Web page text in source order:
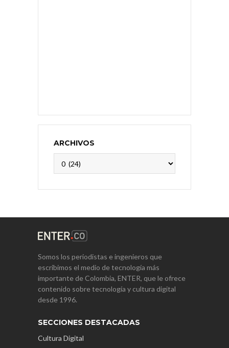
ARCHIVOS
Somos los periodistas e ingenieros que
escribimos el medio de tecnología más
importante de Colombia, ENTER, que le ofrece
contenido sobre tecnología y cultura digital
desde 1996.
SECCIONES DESTACADAS
Cultura Digital